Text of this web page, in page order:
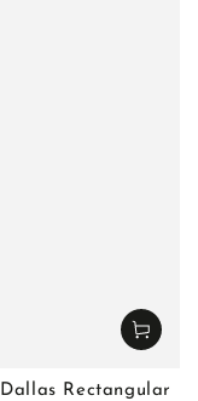
Rectangular